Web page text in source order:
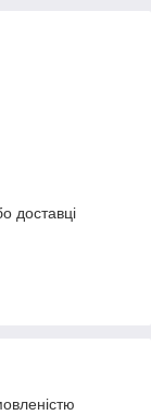
доставці